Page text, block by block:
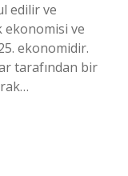
edilir ve
ekonomisi ve
ekonomidir.
tarafından bir